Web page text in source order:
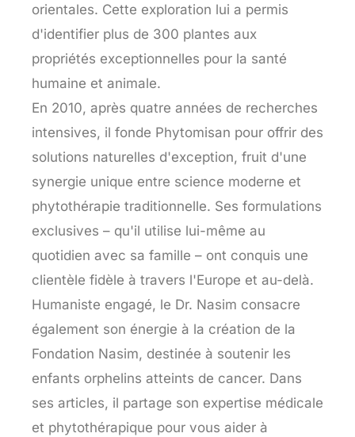
orientales. Cette exploration lui a permis
d'identifier plus de 300 plantes aux
propriétés exceptionnelles pour la santé
humaine et animale.
En 2010, après quatre années de recherches
intensives, il fonde Phytomisan pour offrir des
solutions naturelles d'exception, fruit d'une
synergie unique entre science moderne et
phytothérapie traditionnelle. Ses formulations
exclusives – qu'il utilise lui-même au
quotidien avec sa famille – ont conquis une
clientèle fidèle à travers l'Europe et au-delà.
Humaniste engagé, le Dr. Nasim consacre
également son énergie à la création de la
Fondation Nasim, destinée à soutenir les
enfants orphelins atteints de cancer. Dans
ses articles, il partage son expertise médicale
et phytothérapique pour vous aider à